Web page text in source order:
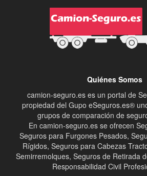
Quiénes Somos
camion-seguro.es es un portal de
propiedad del Gupo eSeguros.es®
grupos de comparación de
En camion-seguro.es se ofrecen
Seguros para Furgones Pesados,
Rígidos, Seguros para Cabezas
Semirremolques, Seguros de Retirada
Responsabilidad Civil